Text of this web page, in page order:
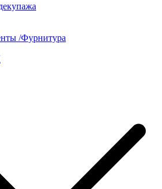
/Фурнитура